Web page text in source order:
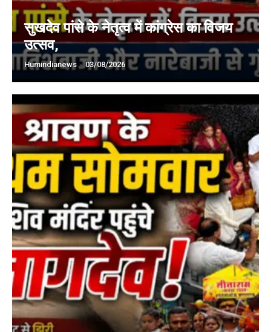
सुखदेव पांसे के नेतृत्व में कांग्रेस का विजय
उत्सव,
Humindianews - 03/08/2026